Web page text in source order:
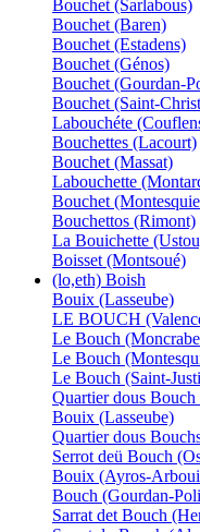
Bouchet (Sarlabous)
Bouchet (Baren)
Bouchet (Estadens)
Bouchet (Génos)
Bouchet (Gourdan-
Bouchet (Saint-
Labouchéte
Bouchettes (Lacourt)
Bouchet (Massat)
Labouchette
Bouchet
Bouchettos (Rimont)
La Bouichette
Boisset (Montsoué)
(lo,eth) Boish
Bouix (Lasseube)
LE BOUCH
Le Bouch
Le Bouch
Le Bouch (Saint-
Quartier dous Bouch
Bouix (Lasseube)
Quartier dous
Serrot deü Bouch
Bouix (Ayros-
Bouch (Gourdan-
Sarrat det Bouch